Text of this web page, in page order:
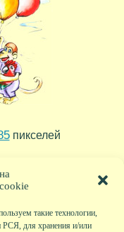
такие технологии,
РСЯ, для хранения и/или
пикселей